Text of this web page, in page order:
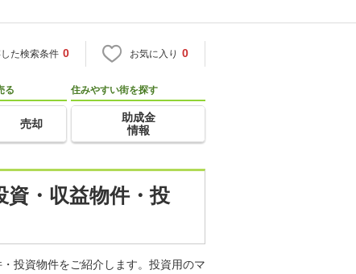
た検索条件 0 お気に入り 0
る
売却
住みやすい街を探す
助成金
情報
資・収益物件・投
投資物件をご紹介します。投資用のマ